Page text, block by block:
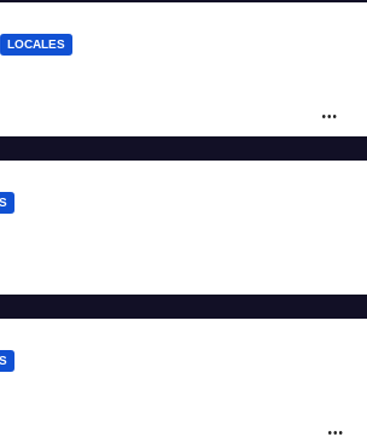
LOCALES
en Santa Fe: anuncian ráfagas de
km/h, granizo y un brusco